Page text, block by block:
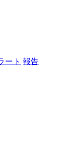
ート 報告